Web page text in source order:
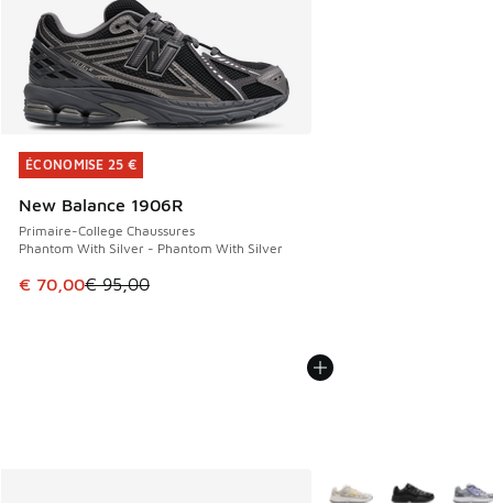
ÉCONOMISE 25 €
New Balance 1906R
Primaire-College Chaussures
Phantom With Silver - Phantom With Silver
Cet article est en promotion. Prix en baisse de € 95,00 à
€ 70,00€ 95,00
ÉCONOMISE 25 €
Plus de couleurs